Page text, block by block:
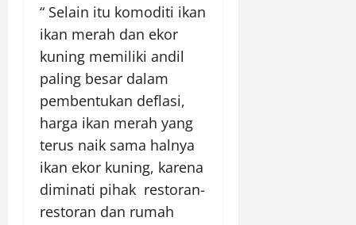
“ Selain itu komoditi ikan
ikan merah dan ekor
kuning memiliki andil
paling besar dalam
pembentukan deflasi,
harga ikan merah yang
terus naik sama halnya
ikan ekor kuning, karena
diminati pihak restoran-
restoran dan rumah